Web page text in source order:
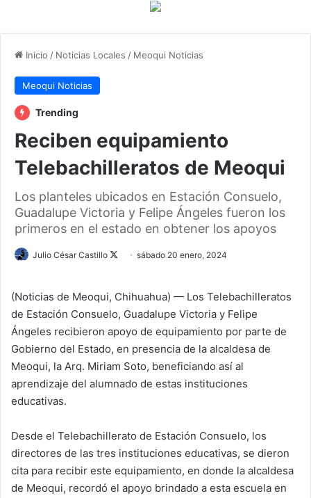
Inicio / Noticias Locales / Meoqui Noticias
Meoqui Noticias
Trending
Reciben equipamiento
Telebachilleratos de Meoqui
Los planteles ubicados en Estación Consuelo,
Guadalupe Victoria y Felipe Ángeles fueron los
primeros en el estado en obtener los apoyos
Julio César Castillo
o
w
o
n
X
sábado 20 enero, 2024
(Noticias de Meoqui, Chihuahua) — Los Telebachilleratos
de Estación Consuelo, Guadalupe Victoria y Felipe
Ángeles recibieron apoyo de equipamiento por parte de
Gobierno del Estado, en presencia de la alcaldesa de
Meoqui, la Arq. Miriam Soto, beneficiando así al
aprendizaje del alumnado de estas instituciones
educativas.
Desde el Telebachillerato de Estación Consuelo, los
directores de las tres instituciones educativas, se dieron
cita para recibir este equipamiento, en donde la alcaldesa
de Meoqui, recordó el apoyo brindado a esta escuela en